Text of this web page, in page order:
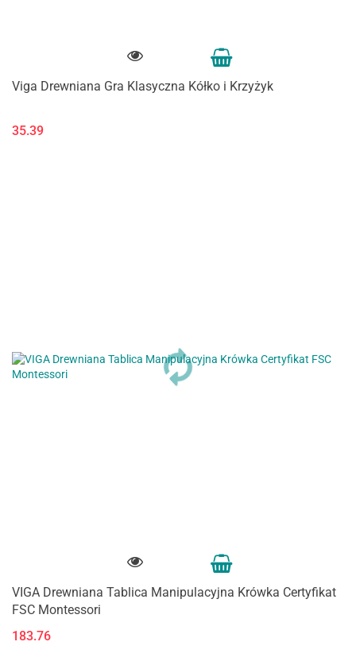
Viga Drewniana Gra Klasyczna Kółko i Krzyżyk
35.39
VIGA Drewniana Tablica Manipulacyjna Krówka Certyfikat
FSC Montessori
183.76